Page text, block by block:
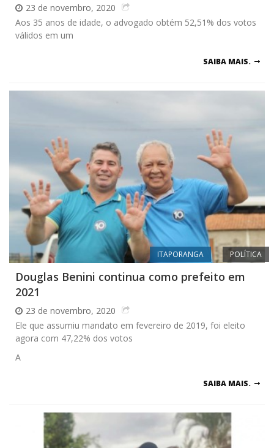
23 de novembro, 2020
Aos 35 anos de idade, o advogado obtém 52,51% dos votos
válidos em um
SAIBA MAIS.
ITAPORANGA POLÍTICA
Douglas Benini continua como prefeito em
2021
23 de novembro, 2020
Ele que assumiu mandato em fevereiro de 2019, foi eleito
agora com 47,22% dos votos
A
SAIBA MAIS.